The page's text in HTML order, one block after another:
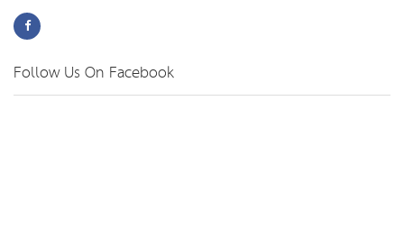
Follow Us On Facebook